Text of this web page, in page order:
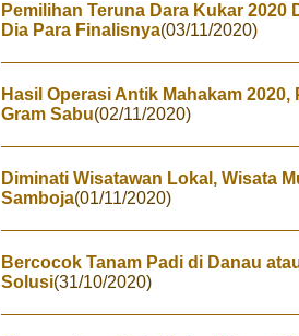
Pemilihan Teruna Dara Kukar
Dia Para Finalisnya(03/11/2020)
Hasil Operasi Antik Mahakam
Gram Sabu(02/11/2020)
Diminati Wisatawan Lokal, Wisata
Samboja(01/11/2020)
Bercocok Tanam Padi di Danau
Solusi(31/10/2020)